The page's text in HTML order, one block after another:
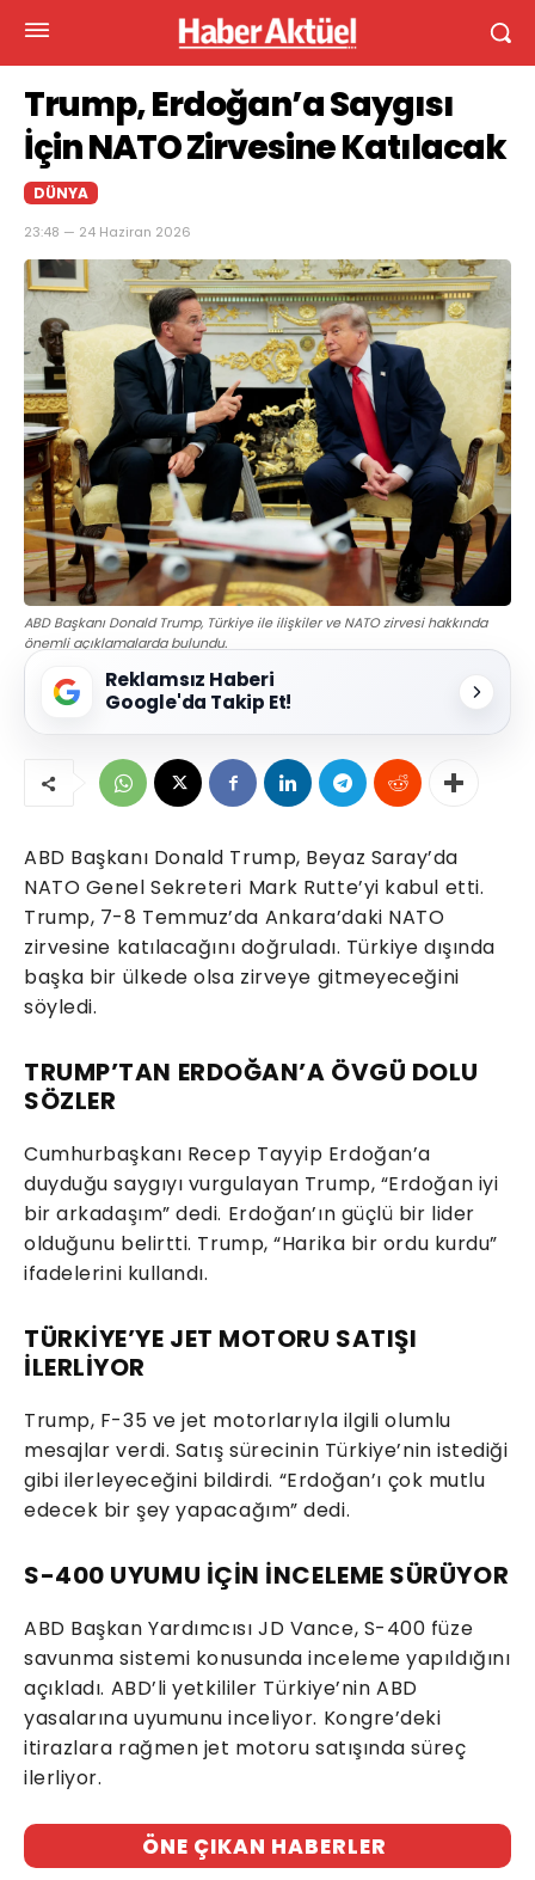
Trump, Erdoğan’a Saygısı
İçin NATO Zirvesine Katılacak
DÜNYA
23:48 — 24 Haziran 2026
ABD Başkanı Donald Trump, Türkiye ile ilişkiler ve NATO zirvesi hakkında
önemli açıklamalarda bulundu.
Reklamsız Haberi
Google'da Takip Et!
ABD Başkanı Donald Trump, Beyaz Saray’da
NATO Genel Sekreteri Mark Rutte’yi kabul etti.
Trump, 7-8 Temmuz’da Ankara’daki NATO
zirvesine katılacağını doğruladı. Türkiye dışında
başka bir ülkede olsa zirveye gitmeyeceğini
söyledi.
TRUMP’TAN ERDOĞAN’A ÖVGÜ DOLU
SÖZLER
Cumhurbaşkanı Recep Tayyip Erdoğan’a
duyduğu saygıyı vurgulayan Trump, “Erdoğan iyi
bir arkadaşım” dedi. Erdoğan’ın güçlü bir lider
olduğunu belirtti. Trump, “Harika bir ordu kurdu”
ifadelerini kullandı.
TÜRKİYE’YE JET MOTORU SATIŞI
İLERLİYOR
Trump, F-35 ve jet motorlarıyla ilgili olumlu
mesajlar verdi. Satış sürecinin Türkiye’nin istediği
gibi ilerleyeceğini bildirdi. “Erdoğan’ı çok mutlu
edecek bir şey yapacağım” dedi.
S-400 UYUMU İÇİN İNCELEME SÜRÜYOR
ABD Başkan Yardımcısı JD Vance, S-400 füze
savunma sistemi konusunda inceleme yapıldığını
açıkladı. ABD’li yetkililer Türkiye’nin ABD
yasalarına uyumunu inceliyor. Kongre’deki
itirazlara rağmen jet motoru satışında süreç
ilerliyor.
ÖNE ÇIKAN HABERLER